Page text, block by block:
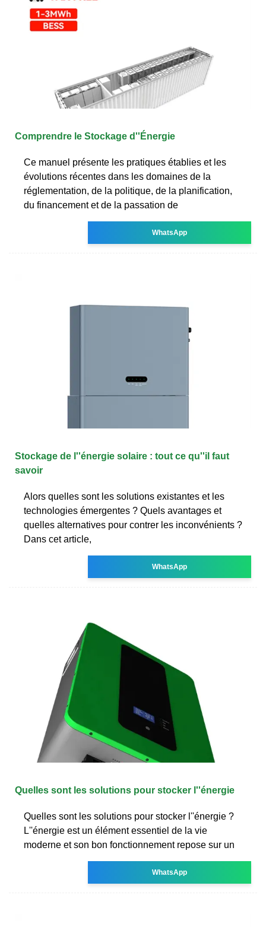
Comprendre le Stockage d''Énergie
Ce manuel présente les pratiques établies et les
évolutions récentes dans les domaines de la
réglementation, de la politique, de la planification,
du financement et de la passation de
WhatsApp
Stockage de l''énergie solaire : tout ce qu''il faut
savoir
Alors quelles sont les solutions existantes et les
technologies émergentes ? Quels avantages et
quelles alternatives pour contrer les inconvénients ?
Dans cet article,
WhatsApp
Quelles sont les solutions pour stocker l''énergie
Quelles sont les solutions pour stocker l''énergie ?
L''énergie est un élément essentiel de la vie
moderne et son bon fonctionnement repose sur un
WhatsApp